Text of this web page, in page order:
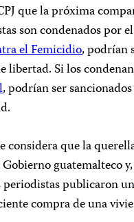
que la próxima
son condenados por
el Femicidio, podrían
libertad. Si los
, podrían ser
considera que la
Gobierno guatemalteco
periodistas publicaron
compra de una